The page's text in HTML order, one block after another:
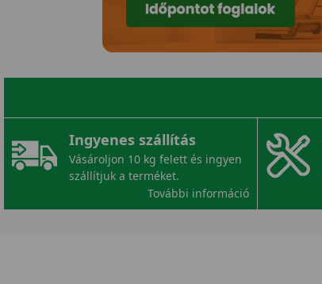
Ingyenes szállítás
Vásároljon 10 kg felett és ingyen
szállítjuk a terméket.
További információ